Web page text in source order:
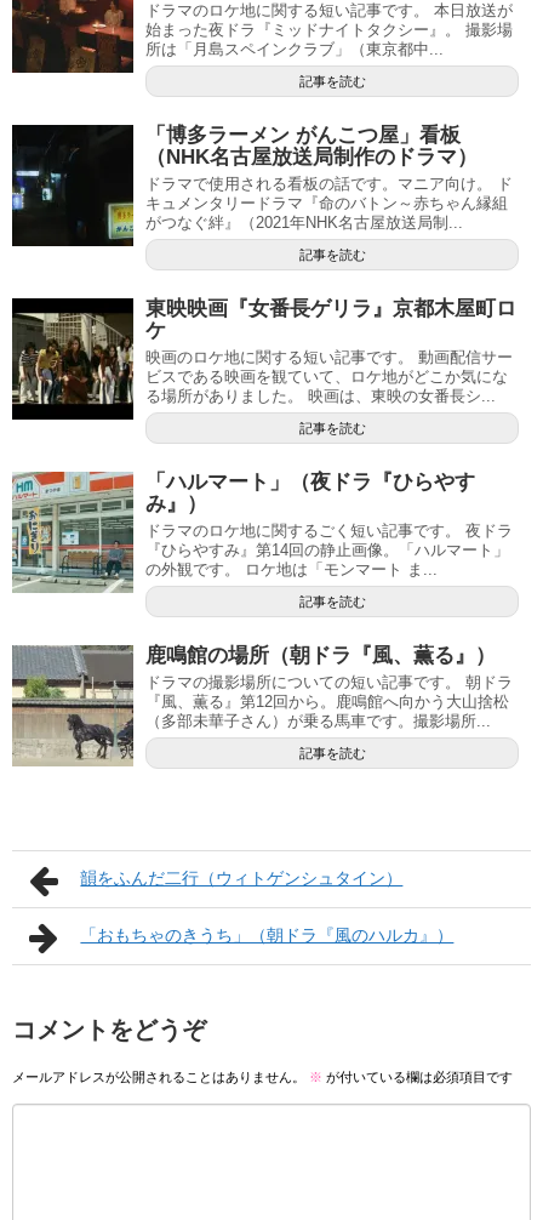
ドラマのロケ地に関する短い記事です。 本日放送が
始まった夜ドラ『ミッドナイトタクシー』。 撮影場
所は「月島スペインクラブ」（東京都中...
記事を読む
「博多ラーメン がんこつ屋」看板
（NHK名古屋放送局制作のドラマ）
ドラマで使用される看板の話です。マニア向け。 ド
キュメンタリードラマ『命のバトン～赤ちゃん縁組
がつなぐ絆』（2021年NHK名古屋放送局制...
記事を読む
東映映画『女番長ゲリラ』京都木屋町ロ
ケ
映画のロケ地に関する短い記事です。 動画配信サー
ビスである映画を観ていて、ロケ地がどこか気にな
る場所がありました。 映画は、東映の女番長シ...
記事を読む
「ハルマート」（夜ドラ『ひらやす
み』）
ドラマのロケ地に関するごく短い記事です。 夜ドラ
『ひらやすみ』第14回の静止画像。「ハルマート」
の外観です。 ロケ地は「モンマート ま...
記事を読む
鹿鳴館の場所（朝ドラ『風、薫る』）
ドラマの撮影場所についての短い記事です。 朝ドラ
『風、薫る』第12回から。鹿鳴館へ向かう大山捨松
（多部未華子さん）が乗る馬車です。撮影場所...
記事を読む
韻をふんだ二行（ウィトゲンシュタイン）
「おもちゃのきうち」（朝ドラ『風のハルカ』）
コメントをどうぞ
メールアドレスが公開されることはありません。 ※ が付いている欄は必須項目です